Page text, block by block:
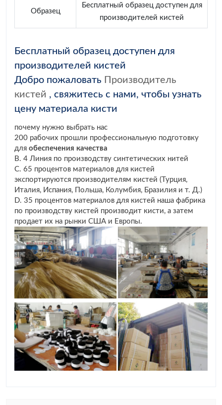
Образец
Бесплатный образец доступен для
производителей кистей
Бесплатный образец доступен для
производителей кистей
Добро пожаловать Производитель
кистей , свяжитесь с нами, чтобы узнать
цену материала кисти
почему нужно выбрать нас
200 рабочих прошли профессиональную подготовку
для обеспечения качества
B. 4 Линия по производству синтетических нитей
C. 65 процентов материалов для кистей
экспортируются производителям кистей (Турция,
Италия, Испания, Польша, Колумбия, Бразилия и т. Д.)
D. 35 процентов материалов для кистей наша фабрика
по производству кистей производит кисти, а затем
продает их на рынки США и Европы.